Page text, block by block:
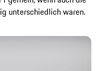
unterschiedlich waren.